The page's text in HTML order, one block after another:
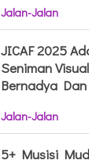
Jalan-Jalan
JICAF 2025
Seniman
Bernadya
Jalan-Jalan
5+ Musisi